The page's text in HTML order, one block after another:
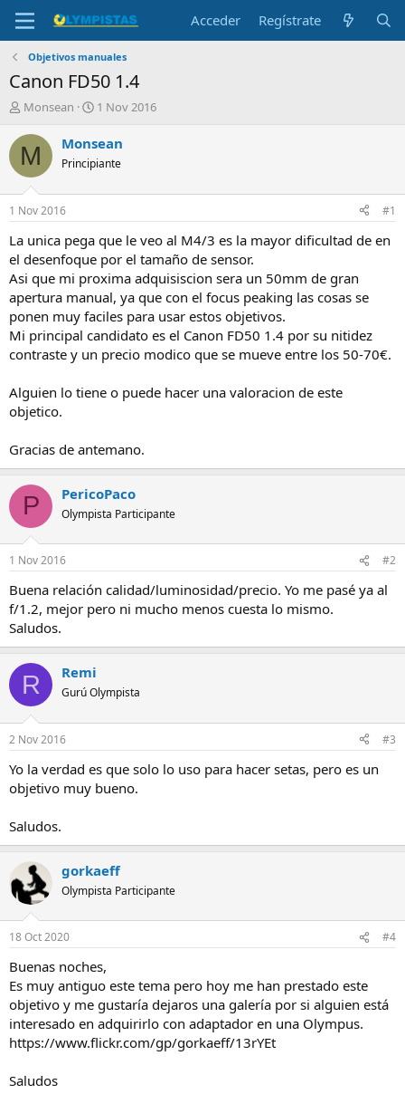
Acceder Regístrate
Objetivos manuales
Canon FD50 1.4
I
i
c
a
d
o
r
d
e
l
t
e
m
a
Monsean
F
c
h
a
i
n
c
i
o
1 Nov 2016
M Monsean
Principiante
1 Nov 2016 #1
La unica pega que le veo al M4/3 es la mayor dificultad de en
el desenfoque por el tamaño de sensor.
Asi que mi proxima adquisiscion sera un 50mm de gran
apertura manual, ya que con el focus peaking las cosas se
ponen muy faciles para usar estos objetivos.
Mi principal candidato es el Canon FD50 1.4 por su nitidez
contraste y un precio modico que se mueve entre los 50-70€.
Alguien lo tiene o puede hacer una valoracion de este
objetico.
Gracias de antemano.
P PericoPaco
Olympista Participante
1 Nov 2016 #2
Buena relación calidad/luminosidad/precio. Yo me pasé ya al
f/1.2, mejor pero ni mucho menos cuesta lo mismo.
Saludos.
R Remi
Gurú Olympista
2 Nov 2016 #3
Yo la verdad es que solo lo uso para hacer setas, pero es un
objetivo muy bueno.
Saludos.
gorkaeff
Olympista Participante
18 Oct 2020 #4
Buenas noches,
Es muy antiguo este tema pero hoy me han prestado este
objetivo y me gustaría dejaros una galería por si alguien está
interesado en adquirirlo con adaptador en una Olympus.
https://www.flickr.com/gp/gorkaeff/13rYEt
Saludos